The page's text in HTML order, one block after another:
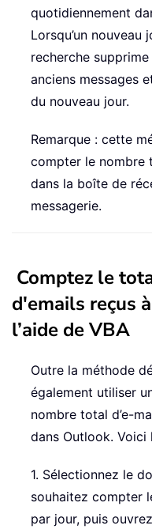
quotidiennement
Lorsqu’un
recherche
anciens messages
du nouveau jour.
Remarque : cette
compter le nombre
dans la boîte de
messagerie.
Comptez le
d'emails reçus
l’aide de VBA
Outre la méthode
également utiliser
nombre total d’e-
dans Outlook. Voici
1. Sélectionnez le
souhaitez compter
par jour, puis